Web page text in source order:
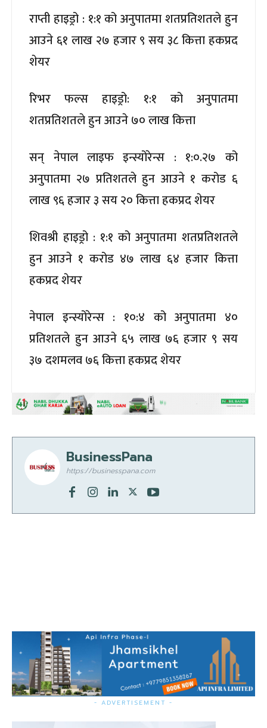
राप्ती हाइड्रो : १:१ को अनुपातमा शतप्रतिशतले हुन
आउने ६१ लाख २७ हजार ९ सय ३८ कित्ता हकप्रद
शेयर
रिभर फल्स हाइड्रो: १:१ को अनुपातमा
शतप्रतिशतले हुन आउने ७० लाख कित्ता
सन् नेपाल लाइफ इन्स्योरेन्स : १:०.२७ को
अनुपातमा २७ प्रतिशतले हुन आउने १ करोड ६
लाख ९६ हजार ३ सय २० कित्ता हकप्रद शेयर
शिवश्री हाइड्रो : १:१ को अनुपातमा शतप्रतिशतले
हुन आउने १ करोड ४७ लाख ६४ हजार कित्ता
हकप्रद शेयर
नेपाल इन्स्योरेन्स : १०:४ को अनुपातमा ४०
प्रतिशतले हुन आउने ६५ लाख ७६ हजार ९ सय
३७ दशमलव ७६ कित्ता हकप्रद शेयर
BusinessPana
https://businesspana.com
- ADVERTISEMENT -